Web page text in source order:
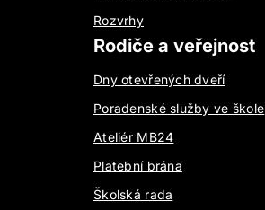
Rozvrhy
Rodiče a veřejnost
Dny otevřených dveří
Poradenské služby ve škole
Ateliér MB24
Platební brána
Školská rada